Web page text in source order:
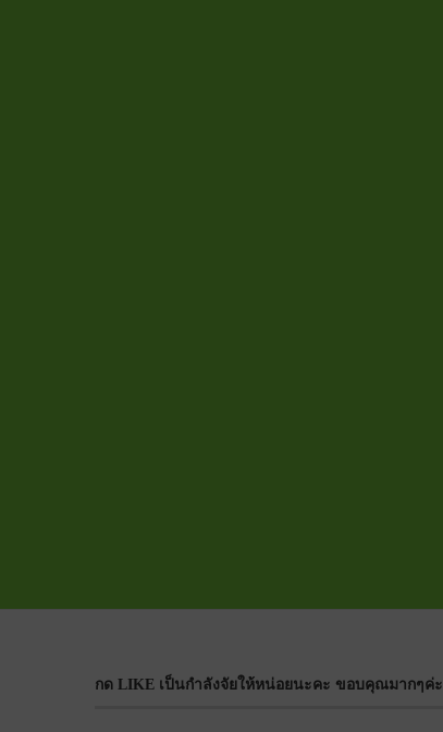
กด LIKE เป็นกำลังจัยให้หน่อยนะคะ ขอบคุณมากๆค่ะ